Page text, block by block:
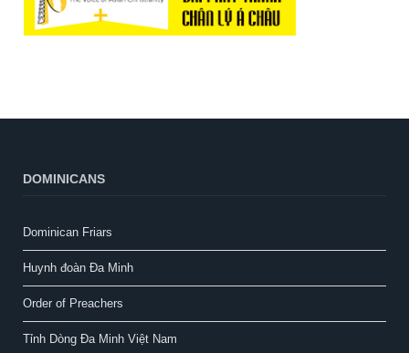
DOMINICANS
Dominican Friars
Huynh đoàn Đa Minh
Order of Preachers
Tỉnh Dòng Đa Minh Việt Nam